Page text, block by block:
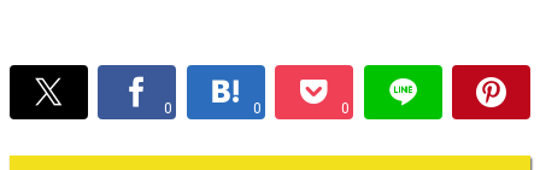
0 0 0